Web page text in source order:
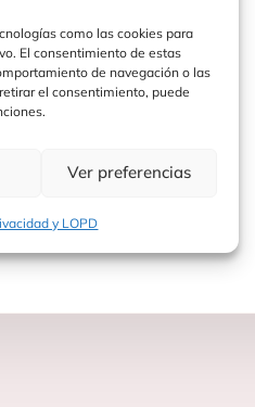
como las cookies para
El consentimiento de estas
de navegación o las
el consentimiento, puede
Ver preferencias
y LOPD